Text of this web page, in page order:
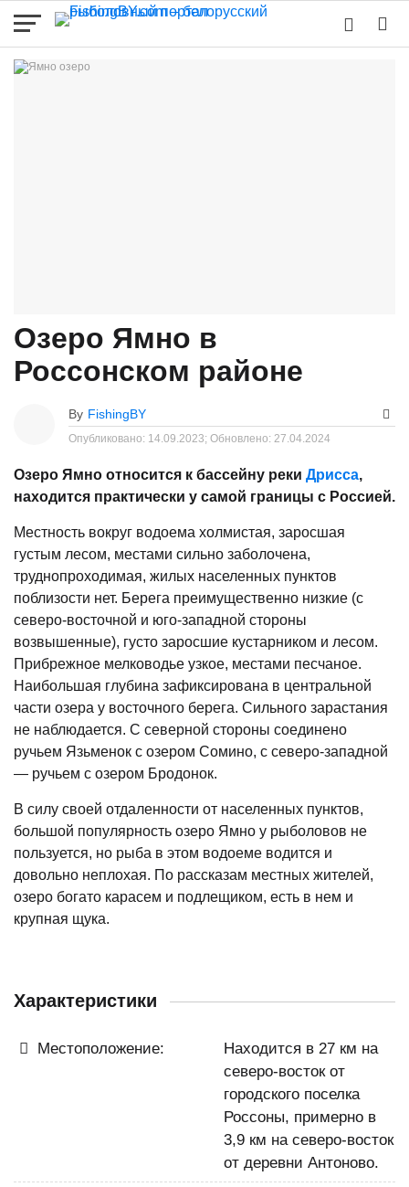
Озеро Ямно в
Россонском районе
By FishingBY
Опубликовано: 14.09.2023; Обновлено: 27.04.2024
Озеро Ямно относится к бассейну реки Дрисса,
находится практически у самой границы с Россией.
Местность вокруг водоема холмистая, заросшая
густым лесом, местами сильно заболочена,
труднопроходимая, жилых населенных пунктов
поблизости нет. Берега преимущественно низкие (с
северо-восточной и юго-западной стороны
возвышенные), густо заросшие кустарником и лесом.
Прибрежное мелководье узкое, местами песчаное.
Наибольшая глубина зафиксирована в центральной
части озера у восточного берега. Сильного зарастания
не наблюдается. С северной стороны соединено
ручьем Язьменок с озером Сомино, с северо-западной
— ручьем с озером Бродонок.
В силу своей отдаленности от населенных пунктов,
большой популярность озеро Ямно у рыболовов не
пользуется, но рыба в этом водоеме водится и
довольно неплохая. По рассказам местных жителей,
озеро богато карасем и подлещиком, есть в нем и
крупная щука.
Характеристики
Местоположение:
Находится в 27 км на
северо-восток от
городского поселка
Россоны, примерно в
3,9 км на северо-восток
от деревни Антоново.